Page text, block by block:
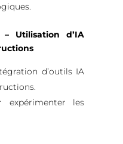
Utilisation d’IA
d’outils IA
expérimenter les